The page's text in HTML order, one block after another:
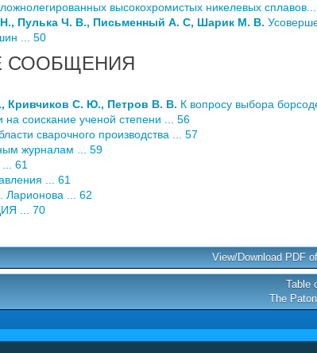
высокохромистых никелевых
Пулька Ч. В., Письменный А. С, Шарик М. В.
... 50
СООБЩЕНИЯ
Кривчиков С. Ю., Петров В. В. К вопросу выбора
на соискание ученой степени ... 56
сварочного производства ... 57
журналам ... 59
61
... 61
Ларионова ... 62
... 70
View/Download PDF
Table
The